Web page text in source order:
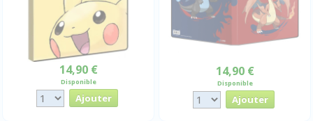
14,90 €
Disponible
14,90 €
Disponible